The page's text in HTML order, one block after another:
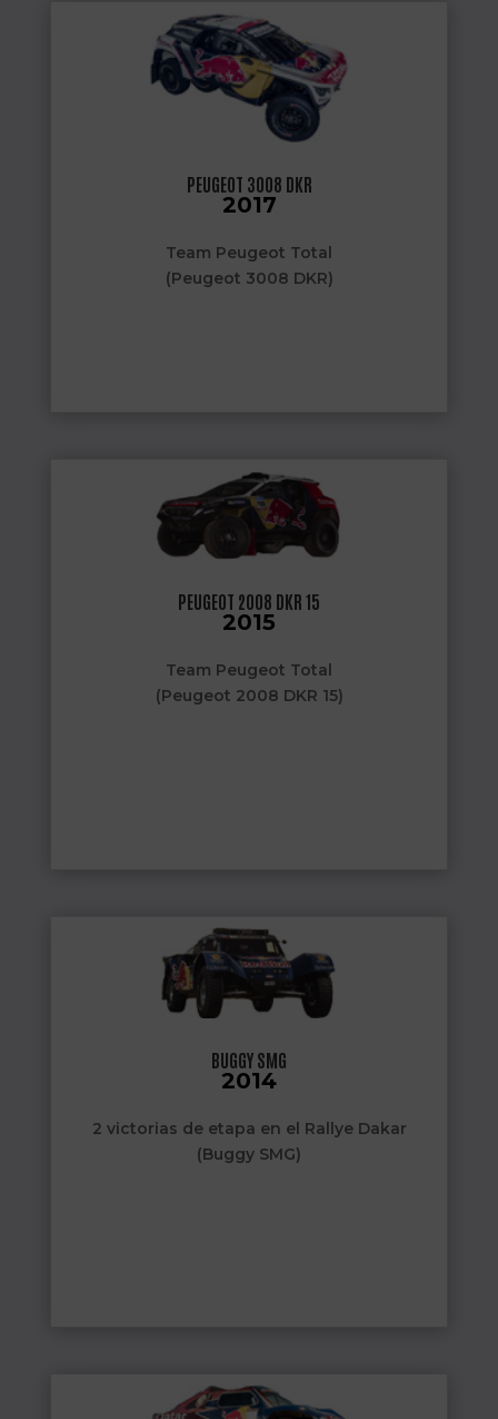
PEUGEOT 3008 DKR
2017
Team Peugeot Total
(Peugeot 3008 DKR)
PEUGEOT 2008 DKR 15
2015
Team Peugeot Total
(Peugeot 2008 DKR 15)
BUGGY SMG
2014
2 victorias de etapa en el Rallye Dakar
(Buggy SMG)